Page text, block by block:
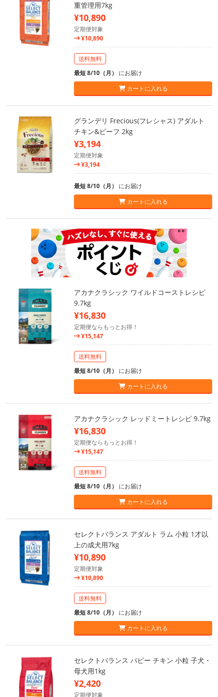
重管理用7kg
¥10,890
定期便対象
¥10,890
送料無料
最短 8/10（月） にお届け
カートに入れる
グランデリ Frecious(フレシャス) アダルト
チキン&ビーフ 2kg
¥3,194
定期便対象
¥3,194
最短 8/10（月） にお届け
カートに入れる
アカナクラシック ワイルドコーストレシピ
9.7kg
¥16,830
定期便ならもっとお得！
¥15,147
送料無料
最短 8/10（月） にお届け
カートに入れる
アカナクラシック レッドミートレシピ 9.7kg
¥16,830
定期便ならもっとお得！
¥15,147
送料無料
最短 8/10（月） にお届け
カートに入れる
セレクトバランス アダルト ラム 小粒 1才以
上の成犬用7kg
¥10,890
定期便対象
¥10,890
送料無料
最短 8/10（月） にお届け
カートに入れる
セレクトバランス パピー チキン 小粒 子犬・
母犬用1kg
¥2,420
定期便対象